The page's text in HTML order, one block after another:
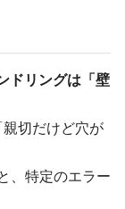
ドリングは「壁
切だけど穴が
、特定のエラー